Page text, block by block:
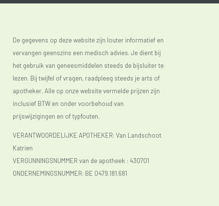
De gegevens op deze website zijn louter informatief en
vervangen geenszins een medisch advies. Je dient bij
het gebruik van geneesmiddelen steeds de bijsluiter te
lezen. Bij twijfel of vragen, raadpleeg steeds je arts of
apotheker. Alle op onze website vermelde prijzen zijn
inclusief BTW en onder voorbehoud van
prijswijzigingen en of typfouten.
VERANTWOORDELIJKE APOTHEKER: Van Landschoot
Katrien
VERGUNNINGSNUMMER van de apotheek : 430701
ONDERNEMINGSNUMMER: BE 0479.181.681